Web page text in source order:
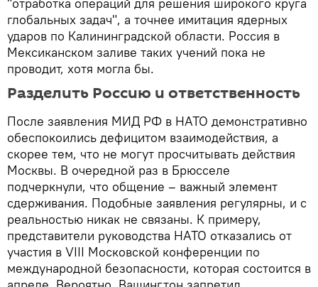
"отработка операций для решения широкого круга
глобальных задач", а точнее имитация ядерных
ударов по Калининградской области. Россия в
Мексиканском заливе таких учений пока не
проводит, хотя могла бы.
Разделить Россию и ответственность
После заявления МИД РФ в НАТО демонстративно
обеспокоились дефицитом взаимодействия, а
скорее тем, что не могут просчитывать действия
Москвы. В очередной раз в Брюсселе
подчеркнули, что общение – важный элемент
сдерживания. Подобные заявления регулярны, и с
реальностью никак не связаны. К примеру,
представители руководства НАТО отказались от
участия в VIII Московской конференции по
международной безопасности, которая состоится в